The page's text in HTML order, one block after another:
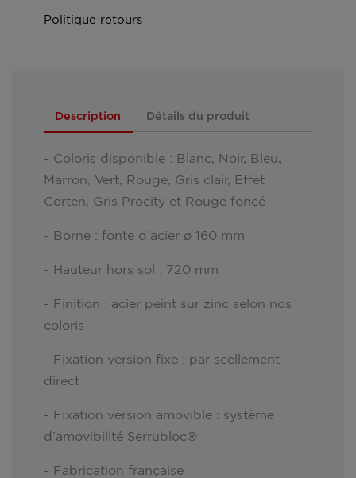
Politique retours
Description Détails du produit
- Coloris disponible : Blanc, Noir, Bleu,
Marron, Vert, Rouge, Gris clair, Effet
Corten, Gris Procity et Rouge foncé
- Borne : fonte d’acier ø 160 mm
- Hauteur hors sol : 720 mm
- Finition : acier peint sur zinc selon nos
coloris
- Fixation version fixe : par scellement
direct
- Fixation version amovible : système
d’amovibilité Serrubloc®
- Fabrication française